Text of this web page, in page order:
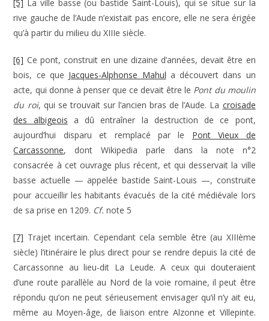
[5] La ville basse (ou bastide Saint-Louis), qui se situe sur la
rive gauche de l’Aude n’existait pas encore, elle ne sera érigée
qu’à partir du milieu du XIIIe siècle.
[6] Ce pont, construit en une dizaine d’années, devait être en
bois, ce que Jacques-Alphonse Mahul a découvert dans un
acte, qui donne à penser que ce devait être le Pont du moulin
du roi, qui se trouvait sur l’ancien bras de l’Aude. La croisade
des albigeois a dû entraîner la destruction de ce pont,
aujourd’hui disparu et remplacé par le Pont Vieux de
Carcassonne, dont Wikipedia parle dans la note n°2
consacrée à cet ouvrage plus récent, et qui desservait la ville
basse actuelle — appelée bastide Saint-Louis —, construite
pour accueillir les habitants évacués de la cité médiévale lors
de sa prise en 1209. Cf. note 5
[7] Trajet incertain. Cependant cela semble être (au XIIIème
siècle) l’itinéraire le plus direct pour se rendre depuis la cité de
Carcassonne au lieu-dit La Leude. A ceux qui douteraient
d’une route parallèle au Nord de la voie romaine, il peut être
répondu qu’on ne peut sérieusement envisager qu’il n’y ait eu,
même au Moyen-âge, de liaison entre Alzonne et Villepinte.